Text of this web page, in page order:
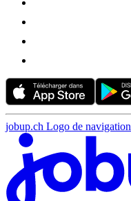
jobup.ch Logo de navigation